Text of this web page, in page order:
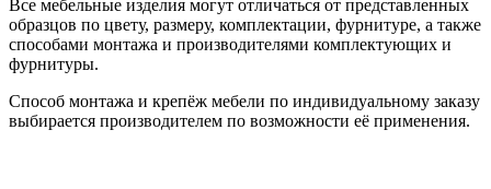
Все мебельные изделия могут отличаться от представленных
образцов по цвету, размеру, комплектации, фурнитуре, а также
способами монтажа и производителями комплектующих и
фурнитуры.
Способ монтажа и крепёж мебели по индивидуальному заказу
выбирается производителем по возможности её применения.